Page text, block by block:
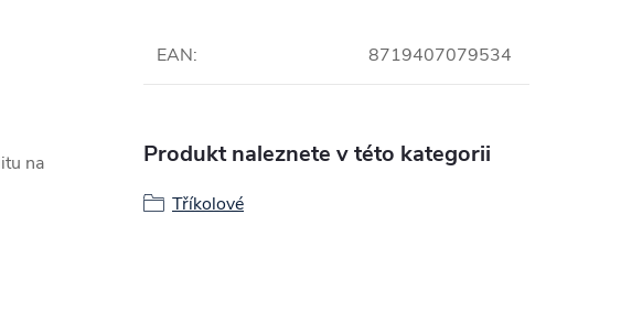
na
EAN: 8719407079534
Produkt naleznete v této kategorii
Tříkolové